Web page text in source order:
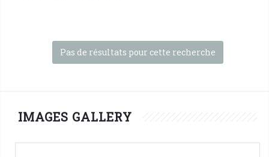
Pas de résultats pour cette recherche
IMAGES GALLERY